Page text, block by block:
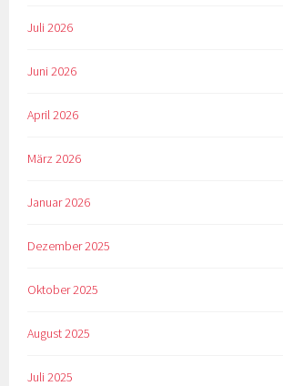
Juli 2026
Juni 2026
April 2026
März 2026
Januar 2026
Dezember 2025
Oktober 2025
August 2025
Juli 2025